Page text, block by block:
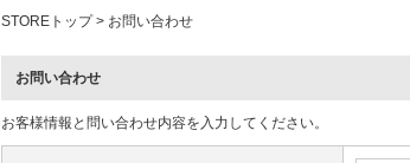
STOREトップ> お問い合わせ
お問い合わせ
お客様情報と問い合わせ内容を入力してください。